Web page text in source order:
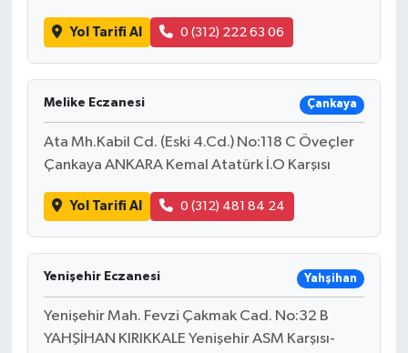
Yol Tarifi Al 0 (312) 222 63 06
Melike Eczanesi Çankaya
Ata Mh.Kabil Cd. (Eski 4.Cd.) No:118 C Öveçler
Çankaya ANKARA Kemal Atatürk İ.O Karşısı
Yol Tarifi Al 0 (312) 481 84 24
Yenişehir Eczanesi Yahşihan
Yenişehir Mah. Fevzi Çakmak Cad. No:32 B
YAHŞİHAN KIRIKKALE Yenişehir ASM Karşısı-